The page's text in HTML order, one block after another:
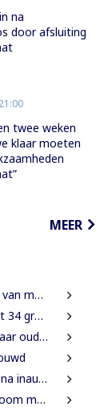
na
door afsluiting
twee weken
klaar moeten
MEER
telefoon
bij Sicilië
president
bereiken